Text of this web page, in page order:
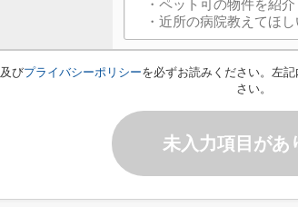
及びプライバシーポリシーを必ずお読みください。左
さい。
未入力項目があ